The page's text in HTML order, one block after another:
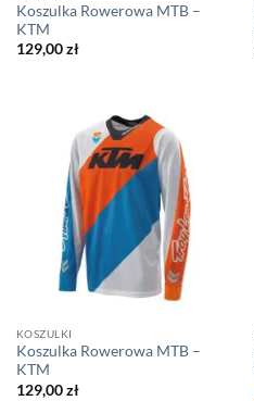
Koszulka Rowerowa MTB –
KTM
129,00zł
KOSZULKI
Koszulka Rowerowa MTB –
KTM
129,00zł